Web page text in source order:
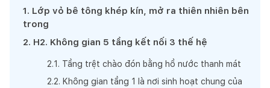
1. Lớp vỏ bê tông khép kín, mở ra thiên nhiên bên
trong
2. H2. Không gian 5 tầng kết nối 3 thế hệ
2.1 . Tầng trệt chào đón bằng hồ nước thanh mát
2.2. Không gian tầng 1 là nơi sinh hoạt chung của